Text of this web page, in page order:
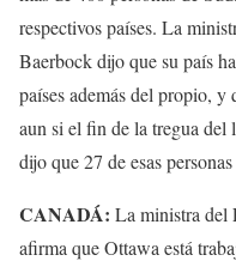
respectivos países. La
Baerbock dijo que su país
países además del propio,
aun si el fin de la tregua
dijo que 27 de esas
CANADÁ: La ministra del
afirma que Ottawa está